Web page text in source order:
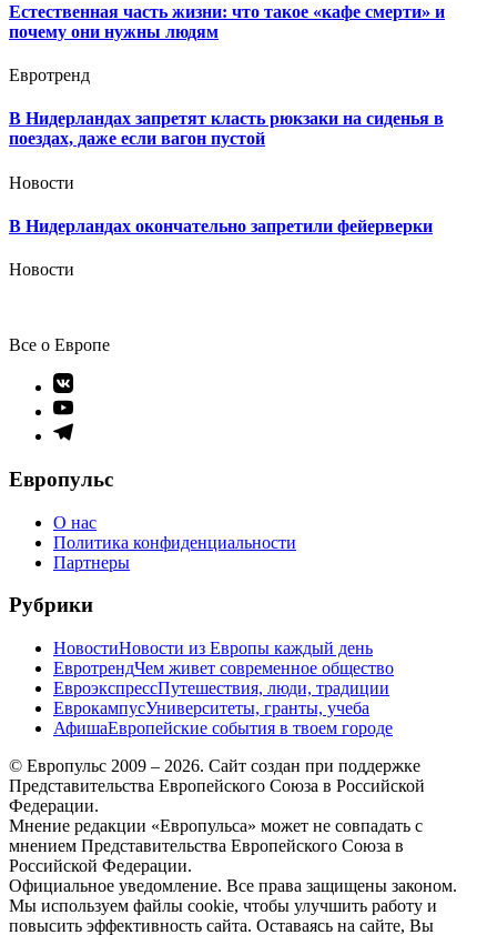
Естественная часть жизни: что такое «кафе смерти» и
почему они нужны людям
Евротренд
В Нидерландах запретят класть рюкзаки на сиденья в
поездах, даже если вагон пустой
Новости
В Нидерландах окончательно запретили фейерверки
Новости
Все о Европе
Элемент
меню
Элемент
меню
Элемент
Европульс
О нас
Политика конфиденциальности
Партнеры
Рубрики
НовостиНовости из Европы каждый день
ЕвротрендЧем живет современное общество
ЕвроэкспрессПутешествия, люди, традиции
ЕврокампусУниверситеты, гранты, учеба
АфишаЕвропейские события в твоем городе
© Европульс 2009 – 2026. Сайт создан при поддержке
Представительства Европейского Союза в Российской
Федерации.
Мнение редакции «Европульса» может не совпадать с
мнением Представительства Европейского Союза в
Российской Федерации.
Официальное уведомление. Все права защищены законом.
Мы используем файлы cookie, чтобы улучшить работу и
повысить эффективность сайта. Оставаясь на сайте, Вы